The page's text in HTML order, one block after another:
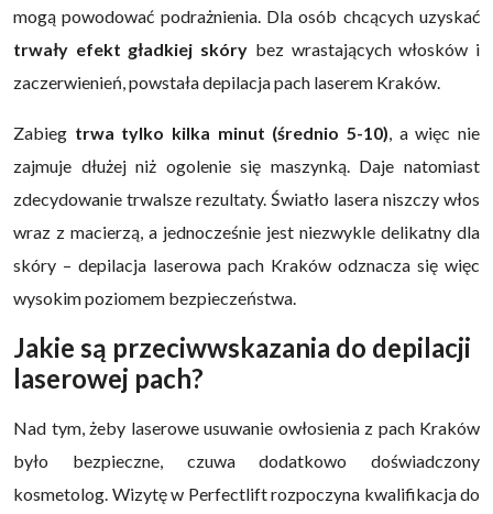
mogą powodować podrażnienia. Dla osób chcących uzyskać
trwały efekt gładkiej skóry bez wrastających włosków i
zaczerwienień, powstała depilacja pach laserem Kraków.
Zabieg trwa tylko kilka minut (średnio 5-10), a więc nie
zajmuje dłużej niż ogolenie się maszynką. Daje natomiast
zdecydowanie trwalsze rezultaty. Światło lasera niszczy włos
wraz z macierzą, a jednocześnie jest niezwykle delikatny dla
skóry – depilacja laserowa pach Kraków odznacza się więc
wysokim poziomem bezpieczeństwa.
Jakie są przeciwwskazania do depilacji
laserowej pach?
Nad tym, żeby laserowe usuwanie owłosienia z pach Kraków
było bezpieczne, czuwa dodatkowo doświadczony
kosmetolog. Wizytę w Perfectlift rozpoczyna kwalifikacja do